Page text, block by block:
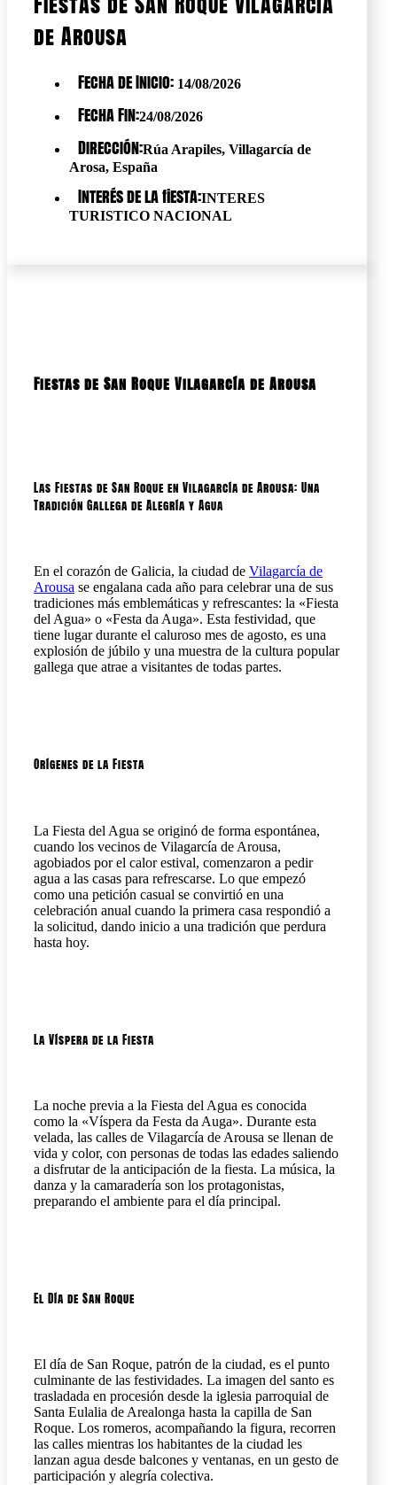
de Arousa
Fecha de Inicio: 14/08/2026
Fecha Fin:24/08/2026
Dirección:Rúa Arapiles, Villagarcía de
Arosa, España
Interés de la fiesta:INTERES
TURISTICO NACIONAL
Fiestas de San Roque Vilagarcía de Arousa
Las Fiestas de San Roque en Vilagarcía de Arousa: Una
Tradición Gallega de Alegría y Agua
En el corazón de Galicia, la ciudad de Vilagarcía de
Arousa se engalana cada año para celebrar una de sus
tradiciones más emblemáticas y refrescantes: la «Fiesta
del Agua» o «Festa da Auga». Esta festividad, que
tiene lugar durante el caluroso mes de agosto, es una
explosión de júbilo y una muestra de la cultura popular
gallega que atrae a visitantes de todas partes.
Orígenes de la Fiesta
La Fiesta del Agua se originó de forma espontánea,
cuando los vecinos de Vilagarcía de Arousa,
agobiados por el calor estival, comenzaron a pedir
agua a las casas para refrescarse. Lo que empezó
como una petición casual se convirtió en una
celebración anual cuando la primera casa respondió a
la solicitud, dando inicio a una tradición que perdura
hasta hoy.
La Víspera de la Fiesta
La noche previa a la Fiesta del Agua es conocida
como la «Víspera da Festa da Auga». Durante esta
velada, las calles de Vilagarcía de Arousa se llenan de
vida y color, con personas de todas las edades saliendo
a disfrutar de la anticipación de la fiesta. La música, la
danza y la camaradería son los protagonistas,
preparando el ambiente para el día principal.
El Día de San Roque
El día de San Roque, patrón de la ciudad, es el punto
culminante de las festividades. La imagen del santo es
trasladada en procesión desde la iglesia parroquial de
Santa Eulalia de Arealonga hasta la capilla de San
Roque. Los romeros, acompañando la figura, recorren
las calles mientras los habitantes de la ciudad les
lanzan agua desde balcones y ventanas, en un gesto de
participación y alegría colectiva.